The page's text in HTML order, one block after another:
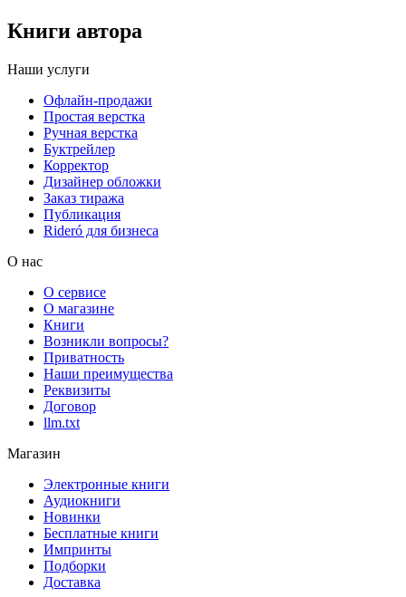
Книги автора
Наши услуги
Офлайн-продажи
Простая верстка
Ручная верстка
Буктрейлер
Корректор
Дизайнер обложки
Заказ тиража
Публикация
Rideró для бизнеса
О нас
О сервисе
О магазине
Книги
Возникли вопросы?
Приватность
Наши преимущества
Реквизиты
Договор
llm.txt
Магазин
Электронные книги
Аудиокниги
Новинки
Бесплатные книги
Импринты
Подборки
Доставка